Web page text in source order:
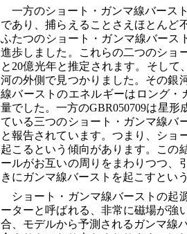
一方のショート・ガンマ線バース
であり、捕らえることさえほとんど
ふたつのショート・ガンマ線バース
進歩しました。これらの二つのショ
と20億光年と推定されます。そして
河の外側で見つかりました。その銀
線バーストのエネルギーはロング・
量でした。一方のGBR050709は星
ている三つのショート・ガンマ線バ
と報告されています。つまり、ショ
起こるという傾向があります。この
ールがお互いの周りをまわりつつ、
きにガンマ線バーストを起こすとい
ショート・ガンマ線バーストの起
ーターと呼ばれる、非常に磁場が強
合、モデルから予測されるガンマ線